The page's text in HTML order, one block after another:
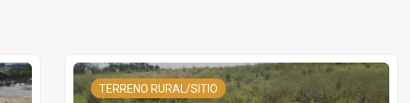
TERRENO RURAL/SITIO